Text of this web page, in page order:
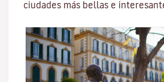
ciudades más bellas e